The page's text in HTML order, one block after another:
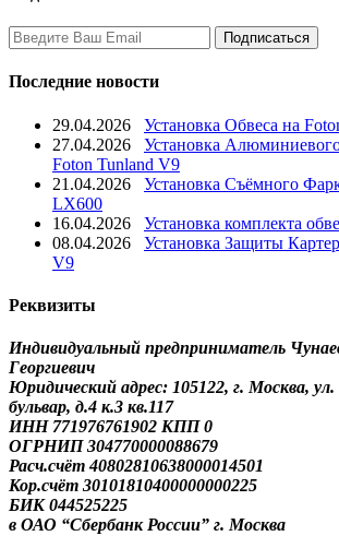
Последние новости
29.04.2026
Установка Обвеса на
27.04.2026
Установка
Foton Tunland V9
21.04.2026
Установка Съёмного
LX600
16.04.2026
Установка комплекта
08.04.2026
Установка Защиты
V9
Реквизиты
Индивидуальный предприниматель
Георгиевич
Юридический адрес: 105122, г. Москва,
бульвар, д.4 к.3 кв.117
ИНН 771976761902 КПП 0
ОГРНИП 304770000088679
Расч.счёт 40802810638000014501
Кор.счёт 30101810400000000225
БИК 044525225
в ОАО “Сбербанк России” г. Москва